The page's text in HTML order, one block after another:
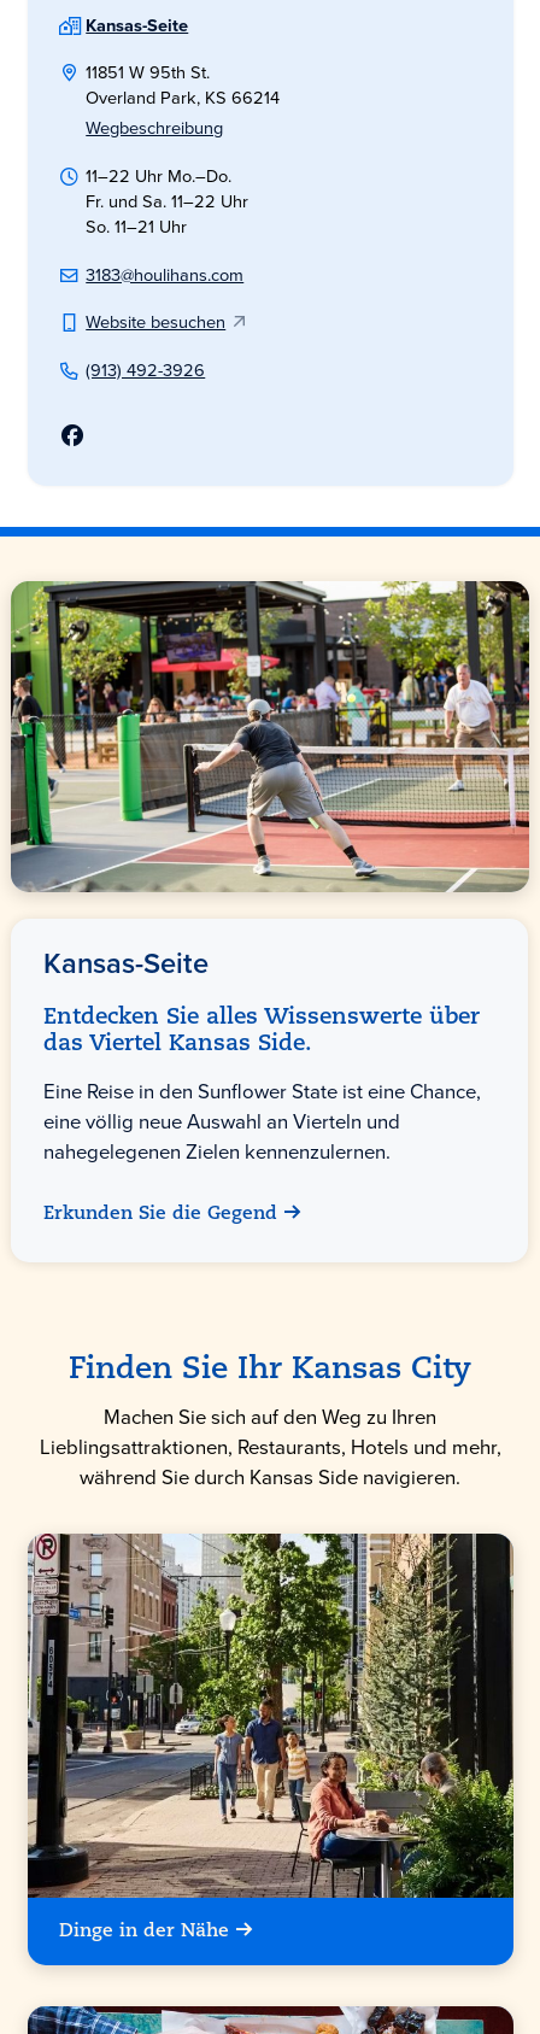
Kansas-Seite
11851 W 95th St.
Overland Park, KS 66214
Wegbeschreibung
11–22 Uhr Mo.–Do.
Fr. und Sa. 11–22 Uhr
So. 11–21 Uhr
3183@houlihans.com
Website besuchen
(913) 492-3926
Kansas-Seite
Entdecken Sie alles Wissenswerte über
das Viertel Kansas Side.
Eine Reise in den Sunflower State ist eine Chance,
eine völlig neue Auswahl an Vierteln und
nahegelegenen Zielen kennenzulernen.
Erkunden Sie die Gegend
Finden Sie Ihr Kansas City
Machen Sie sich auf den Weg zu Ihren
Lieblingsattraktionen, Restaurants, Hotels und mehr,
während Sie durch Kansas Side navigieren.
Dinge in der Nähe